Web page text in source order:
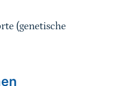
(genetische